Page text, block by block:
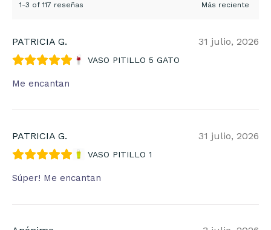
1-3 of 117 reseñas
PATRICIA G. 31 julio, 2026
VASO PITILLO 5 GATO
Me encantan
PATRICIA G. 31 julio, 2026
VASO PITILLO 1
Súper! Me encantan